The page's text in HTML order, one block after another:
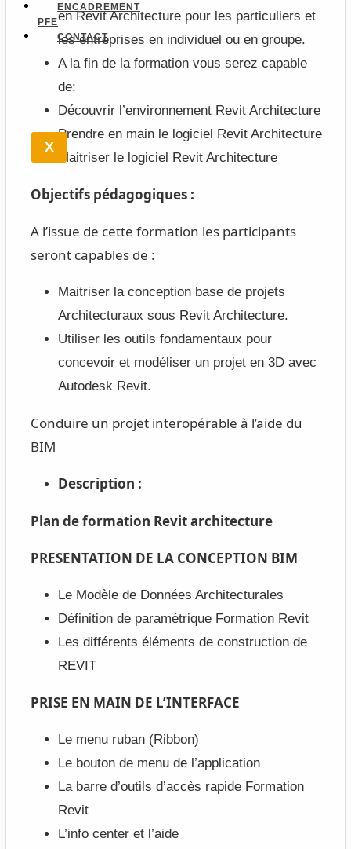
ENCADREMENT
PFE
CONTACT
X
en Revit Architecture pour les particuliers et
les entreprises en individuel ou en groupe.
A la fin de la formation vous serez capable
de:
Découvrir l’environnement Revit Architecture
Prendre en main le logiciel Revit Architecture
Maitriser le logiciel Revit Architecture
Objectifs pédagogiques :
A l’issue de cette formation les participants
seront capables de :
Maitriser la conception base de projets
Architecturaux sous Revit Architecture.
Utiliser les outils fondamentaux pour
concevoir et modéliser un projet en 3D avec
Autodesk Revit.
Conduire un projet interopérable à l’aide du
BIM
Description :
Plan de formation Revit architecture
PRESENTATION DE LA CONCEPTION BIM
Le Modèle de Données Architecturales
Définition de paramétrique Formation Revit
Les différents éléments de construction de
REVIT
PRISE EN MAIN DE L’INTERFACE
Le menu ruban (Ribbon)
Le bouton de menu de l’application
La barre d’outils d’accès rapide Formation
Revit
L’info center et l’aide